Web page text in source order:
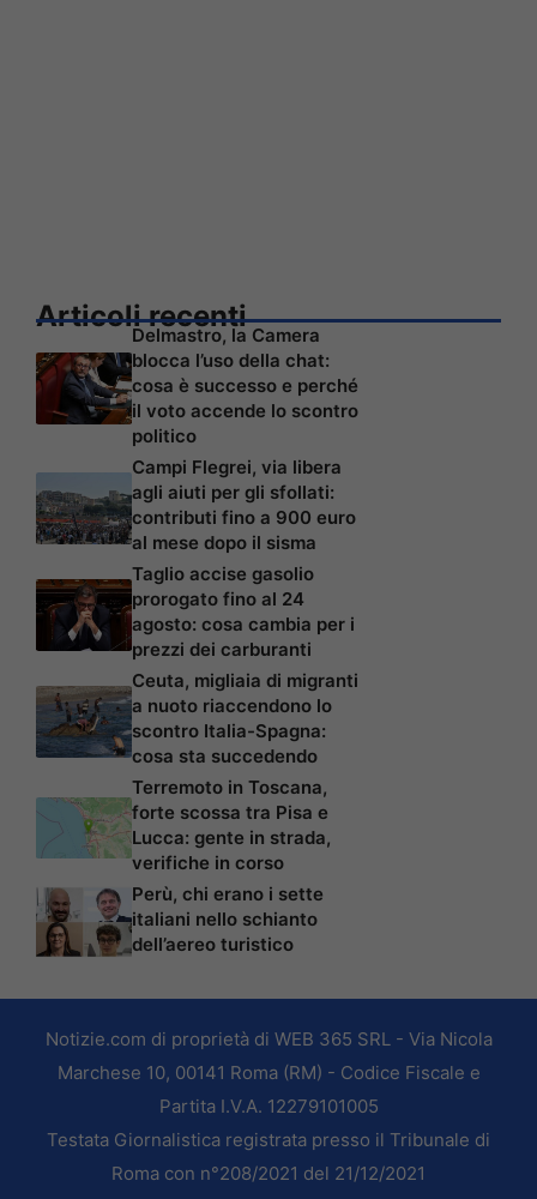
Articoli recenti
Delmastro, la Camera
blocca l’uso della chat:
cosa è successo e perché
il voto accende lo scontro
politico
Campi Flegrei, via libera
agli aiuti per gli sfollati:
contributi fino a 900 euro
al mese dopo il sisma
Taglio accise gasolio
prorogato fino al 24
agosto: cosa cambia per i
prezzi dei carburanti
Ceuta, migliaia di migranti
a nuoto riaccendono lo
scontro Italia-Spagna:
cosa sta succedendo
Terremoto in Toscana,
forte scossa tra Pisa e
Lucca: gente in strada,
verifiche in corso
Perù, chi erano i sette
italiani nello schianto
dell’aereo turistico
Notizie.com di proprietà di WEB 365 SRL - Via Nicola
Marchese 10, 00141 Roma (RM) - Codice Fiscale e
Partita I.V.A. 12279101005
Testata Giornalistica registrata presso il Tribunale di
Roma con n°208/2021 del 21/12/2021